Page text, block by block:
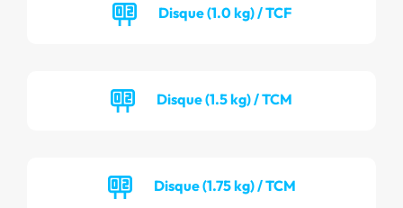
Disque (1.0 kg) / TCF
Disque (1.5 kg) / TCM
Disque (1.75 kg) / TCM